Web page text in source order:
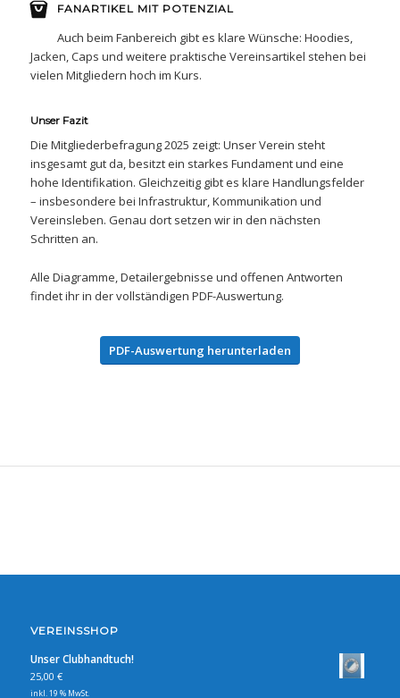
FANARTIKEL MIT POTENZIAL
Auch beim Fanbereich gibt es klare Wünsche: Hoodies,
Jacken, Caps und weitere praktische Vereinsartikel stehen bei
vielen Mitgliedern hoch im Kurs.
Unser Fazit
Die Mitgliederbefragung 2025 zeigt: Unser Verein steht
insgesamt gut da, besitzt ein starkes Fundament und eine
hohe Identifikation. Gleichzeitig gibt es klare Handlungsfelder
– insbesondere bei Infrastruktur, Kommunikation und
Vereinsleben. Genau dort setzen wir in den nächsten
Schritten an.
Alle Diagramme, Detailergebnisse und offenen Antworten
findet ihr in der vollständigen PDF-Auswertung.
PDF-Auswertung herunterladen
VEREINSSHOP
Unser Clubhandtuch!
25,00 €
inkl. 19 % MwSt.